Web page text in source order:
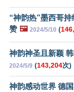
“神韵热”墨西哥
赞 🖼️ 2024/5/10 (
神韵神圣且新颖
2024/5/9 (143,204次)
神韵感动世界 德